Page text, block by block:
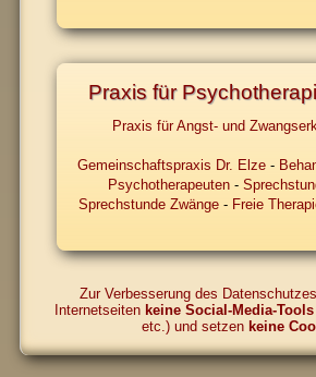
Praxis für
Praxis für Angst- und
Gemeinschaftspraxis Dr. Elze-
Psychotherapeuten -
Sprechstunde Zwänge- Freie
Zur Verbesserung des
Internetseiten keine Social-Media-Tools
etc.) und setzen keine